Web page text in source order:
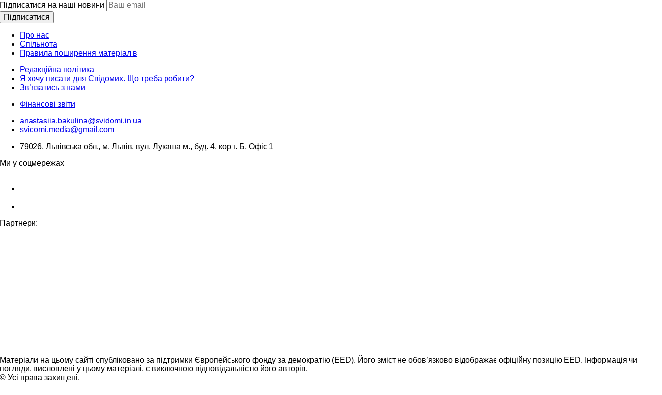
Підписатися на наші новини
Підписатися
Про нас
Спільнота
Правила поширення матеріалів
Редакційна політика
Я хочу писати для Свідомих. Що треба робити?
Зв’язатись з нами
Фінансові звіти
anastasiia.bakulina@svidomi.in.ua
svidomi.media@gmail.com
79026, Львівська обл., м. Львів, вул. Лукаша м., буд. 4, корп. Б, Офіс 1
Ми у соцмережах
Партнери:
Матеріали на цьому сайті опубліковано за підтримки Європейського фонду за демократію (EED). Його зміст не обов’язково відображає офіційну позицію EED. Інформація чи
погляди, висловлені у цьому матеріалі, є виключною відповідальністю його авторів.
© Усі права захищені.